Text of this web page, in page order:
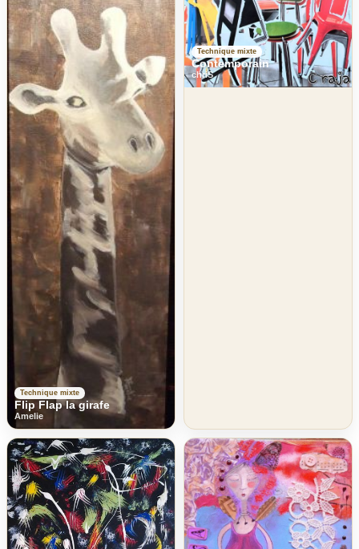
Technique mixte
Flip Flap la girafe
Amelie
Technique mixte
Contemporain
chriS